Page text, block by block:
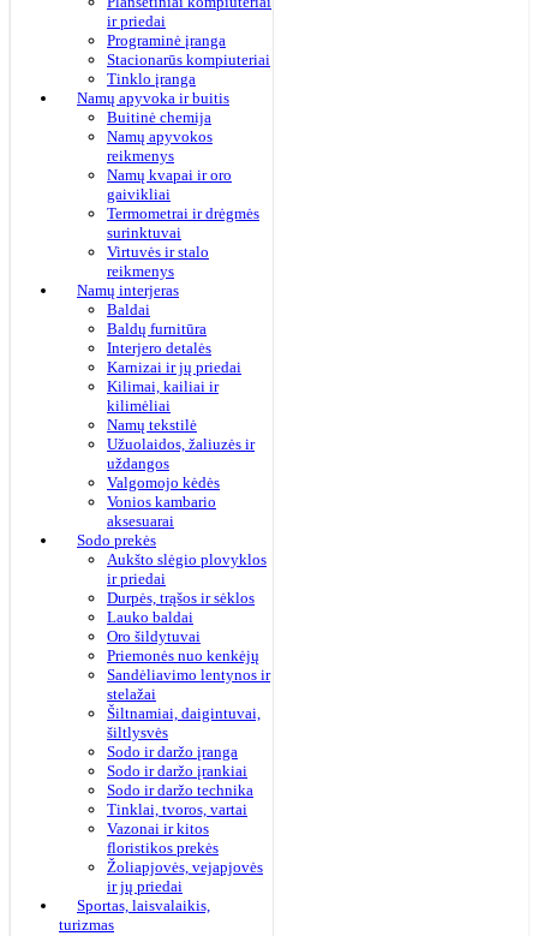
ir priedai
Programinė įranga
Stacionarūs kompiuteriai
Tinklo įranga
Namų apyvoka ir buitis
Buitinė chemija
Namų apyvokos
reikmenys
Namų kvapai ir oro
gaivikliai
Termometrai ir drėgmės
surinktuvai
Virtuvės ir stalo
reikmenys
Namų interjeras
Baldai
Baldų furnitūra
Interjero detalės
Karnizai ir jų priedai
Kilimai, kailiai ir
kilimėliai
Namų tekstilė
Užuolaidos, žaliuzės ir
uždangos
Valgomojo kėdės
Vonios kambario
aksesuarai
Sodo prekės
Aukšto slėgio plovyklos
ir priedai
Durpės, trąšos ir sėklos
Lauko baldai
Oro šildytuvai
Priemonės nuo kenkėjų
Sandėliavimo lentynos ir
stelažai
Šiltnamiai, daigintuvai,
šiltlysvės
Sodo ir daržo įranga
Sodo ir daržo įrankiai
Sodo ir daržo technika
Tinklai, tvoros, vartai
Vazonai ir kitos
floristikos prekės
Žoliapjovės, vejapjovės
ir jų priedai
Sportas, laisvalaikis,
turizmas